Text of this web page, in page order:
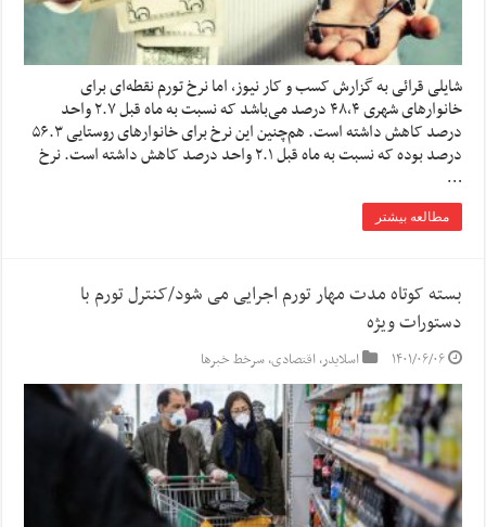
شایلی قرائی به گزارش کسب و کار نیوز، اما نرخ تورم نقطه‌ای برای
خانوارهای شهری ۴٨,۴ درصد می‌باشد که نسبت به ماه قبل ٢.٧ واحد
درصد کاهش داشته است. هم‌چنین این نرخ برای خانوارهای روستایی ۵۶.٣
درصد بوده که نسبت به ماه قبل ٢.١ واحد درصد کاهش داشته است. نرخ
…
مطالعه بیشتر
بسته کوتاه مدت مهار تورم اجرایی می شود/کنترل تورم با
دستورات ویژه
۱۴۰۱/۰۶/۰۶ اسلایدر,اقتصادی,سرخط خبرها